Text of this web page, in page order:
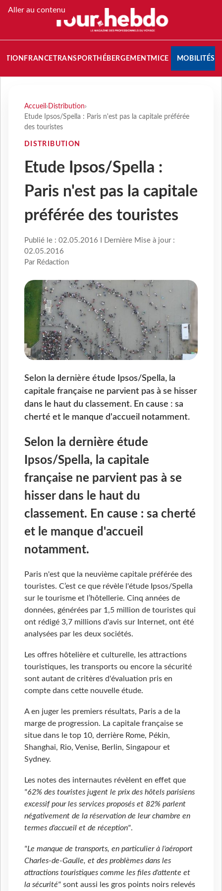
Aller au contenu
FRANCETRANSPORT HÉBERGEMENTMICE MOBILITÉS
Accueil › Distribution›
Etude Ipsos/Spella : Paris n'est pas la capitale préférée
des touristes
DISTRIBUTION
Etude Ipsos/Spella :
Paris n'est pas la capitale
préférée des touristes
Publié le : 02.05.2016 I Dernière Mise à jour :
02.05.2016
Par Rédaction
Selon la dernière étude Ipsos/Spella, la
capitale française ne parvient pas à se hisser
dans le haut du classement. En cause : sa
cherté et le manque d'accueil notamment.
Selon la dernière étude
Ipsos/Spella, la capitale
française ne parvient pas à se
hisser dans le haut du
classement. En cause : sa cherté
et le manque d'accueil
notamment.
Paris n'est que la neuvième capitale préférée des
touristes. C’est ce que révèle l'étude Ipsos/Spella
sur le tourisme et l’hôtellerie. Cinq années de
données, générées par 1,5 million de touristes qui
ont rédigé 3,7 millions d'avis sur Internet, ont été
analysées par les deux sociétés.
Les offres hôtelière et culturelle, les attractions
touristiques, les transports ou encore la sécurité
sont autant de critères d'évaluation pris en
compte dans cette nouvelle étude.
A en juger les premiers résultats, Paris a de la
marge de progression. La capitale française se
situe dans le top 10, derrière Rome, Pékin,
Shanghai, Rio, Venise, Berlin, Singapour et
Sydney.
Les notes des internautes révèlent en effet que
"62% des touristes jugent le prix des hôtels parisiens
excessif pour les services proposés et 82% parlent
négativement de la réservation de leur chambre en
termes d'accueil et de réception".
"Le manque de transports, en particulier à l'aéroport
Charles-de-Gaulle, et des problèmes dans les
attractions touristiques comme les files d'attente et
la sécurité" sont aussi les gros points noirs relevés